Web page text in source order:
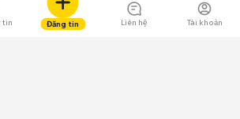
tin Đăng tin Liên hệ Tài khoản